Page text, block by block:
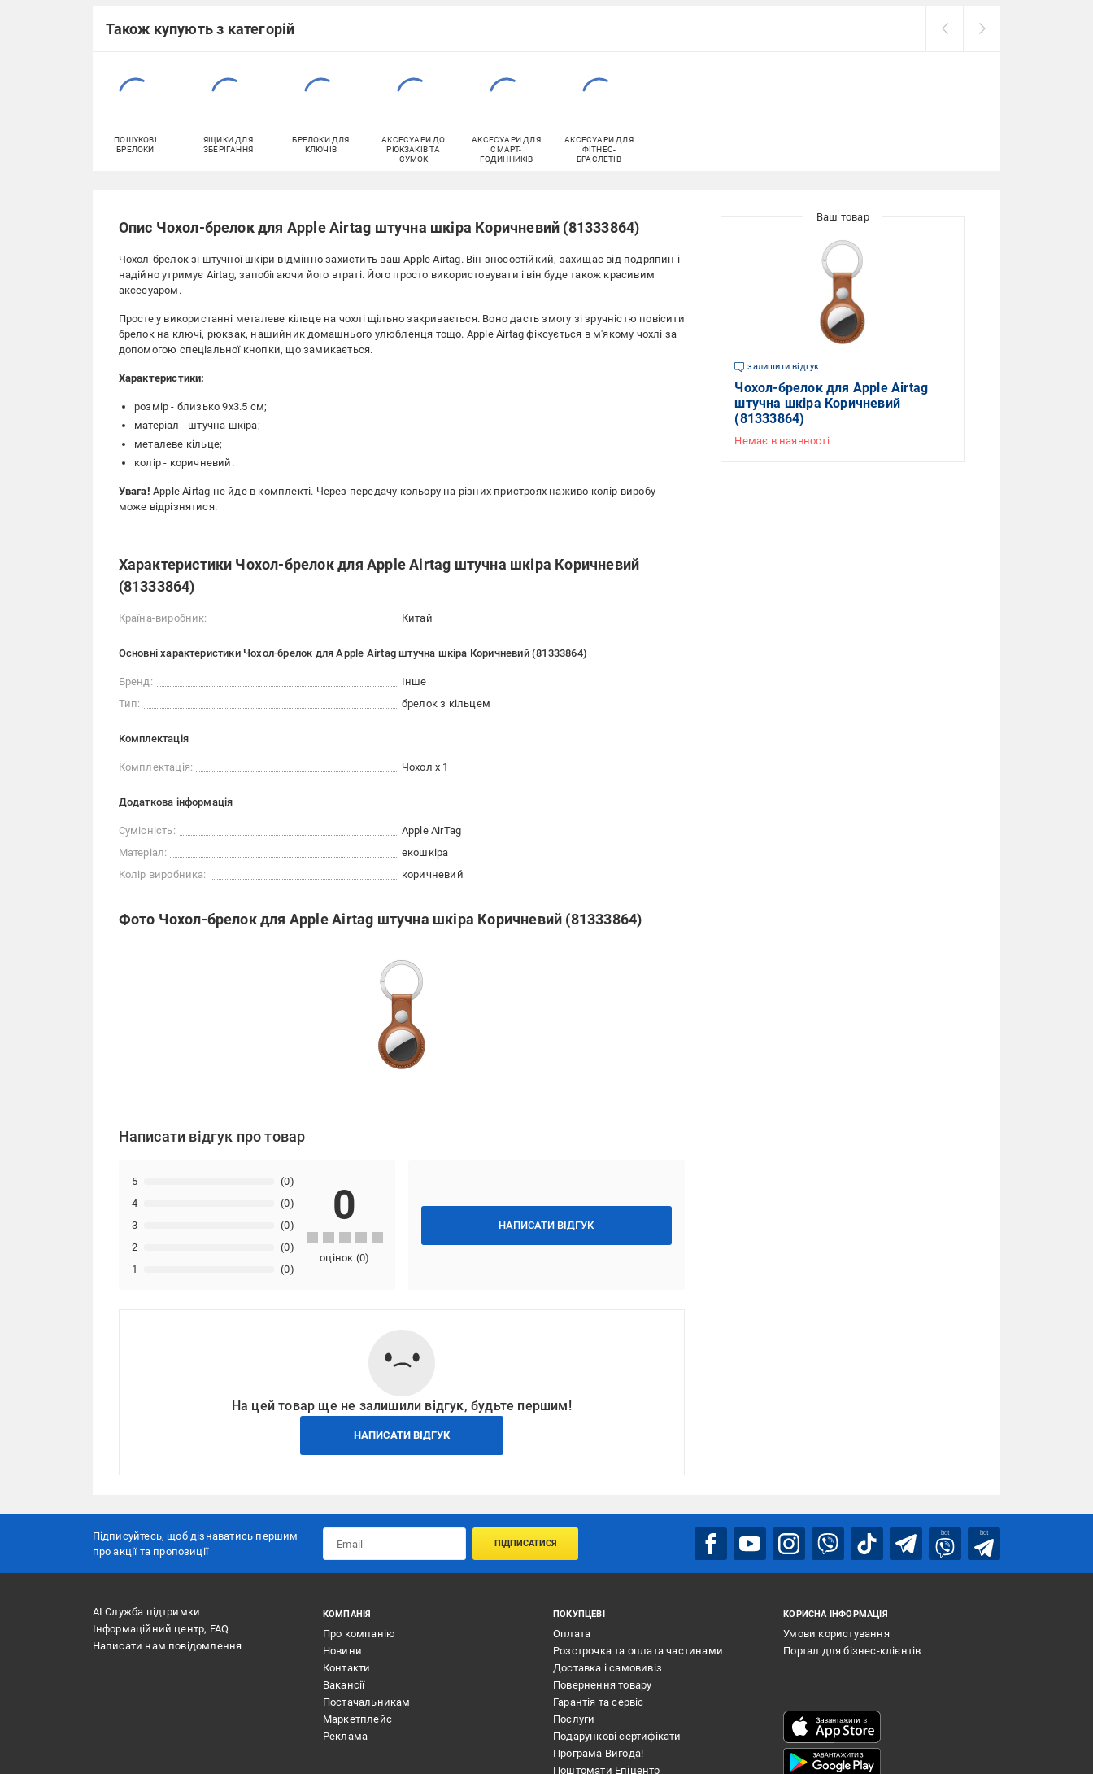
Також купують з категорій
ПОШУКОВІ
БРЕЛОКИ
ЯЩИКИ ДЛЯ
ЗБЕРІГАННЯ
БРЕЛОКИ ДЛЯ
КЛЮЧІВ
АКСЕСУАРИ ДО
РЮКЗАКІВ ТА
СУМОК
АКСЕСУАРИ ДЛЯ
СМАРТ-
ГОДИННИКІВ
АКСЕСУАРИ ДЛЯ
ФІТНЕС-
БРАСЛЕТІВ
Опис Чохол-брелок для Apple Airtag штучна шкіра Коричневий (81333864)
Чохол-брелок зі штучної шкіри відмінно захистить ваш Apple Airtag. Він зносостійкий, захищає від подряпин і
надійно утримує Airtag, запобігаючи його втраті. Його просто використовувати і він буде також красивим
аксесуаром.
Просте у використанні металеве кільце на чохлі щільно закривається. Воно дасть змогу зі зручністю повісити
брелок на ключі, рюкзак, нашийник домашнього улюбленця тощо. Apple Airtag фіксується в м'якому чохлі за
допомогою спеціальної кнопки, що замикається.
Характеристики:
розмір - близько 9х3.5 см;
матеріал - штучна шкіра;
металеве кільце;
колір - коричневий.
Увага! Apple Airtag не йде в комплекті. Через передачу кольору на різних пристроях наживо колір виробу
може відрізнятися.
Характеристики Чохол-брелок для Apple Airtag штучна шкіра Коричневий
(81333864)
Країна-виробник: Китай
Основні характеристики Чохол-брелок для Apple Airtag штучна шкіра Коричневий (81333864)
Бренд:
Інше
Тип:
брелок з кільцем
Комплектація
Комплектація: Чохол х 1
Додаткова інформація
Сумісність:
Apple AirTag
Матеріал:
екошкіра
Колір виробника:
коричневий
Фото Чохол-брелок для Apple Airtag штучна шкіра Коричневий (81333864)
Написати відгук про товар
НАПИСАТИ ВІДГУК
1 (0)
2 (0)
3 (0)
4 (0)
5 (0)
0
оцінок (0)
На цей товар ще не залишили відгук, будьте першим!
НАПИСАТИ ВІДГУК
залишити відгук
Чохол-брелок для Apple Airtag
штучна шкіра Коричневий
(81333864)
Немає в наявності
Підписуйтесь, щоб дізнаватись першим
про акції та пропозиції
ПІДПИСАТИСЯ
bot bot
АІ Служба підтримки
Інформаційний центр, FAQ
Написати нам повідомлення
КОМПАНІЯ
Про компанію
Новини
Контакти
Вакансії
Постачальникам
Маркетплейс
Реклама
ПОКУПЦЕВІ
Оплата
Розстрочка та оплата частинами
Доставка і самовивіз
Повернення товару
Гарантія та сервіс
Послуги
Подарункові сертифікати
Програма Вигода!
Поштомати Епіцентр
КОРИСНА ІНФОРМАЦІЯ
Умови користування
Портал для бізнес-клієнтів